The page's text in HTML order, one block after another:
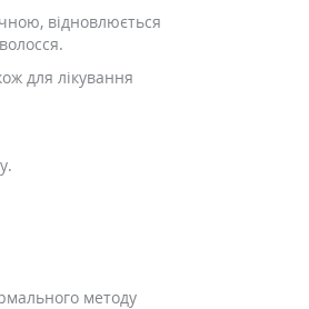
відновлюється
для лікування
методу